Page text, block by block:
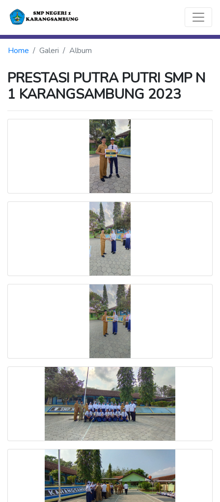
Home Galeri Album
PRESTASI PUTRA PUTRI SMP N
1 KARANGSAMBUNG 2023